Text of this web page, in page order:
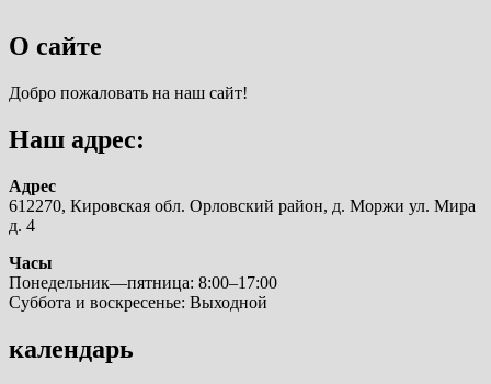
О сайте
Добро пожаловать на наш сайт!
Наш адрес:
Адрес
612270, Кировская обл. Орловский район, д. Моржи ул. Мира
д. 4
Часы
Понедельник—пятница: 8:00–17:00
Суббота и воскресенье: Выходной
календарь